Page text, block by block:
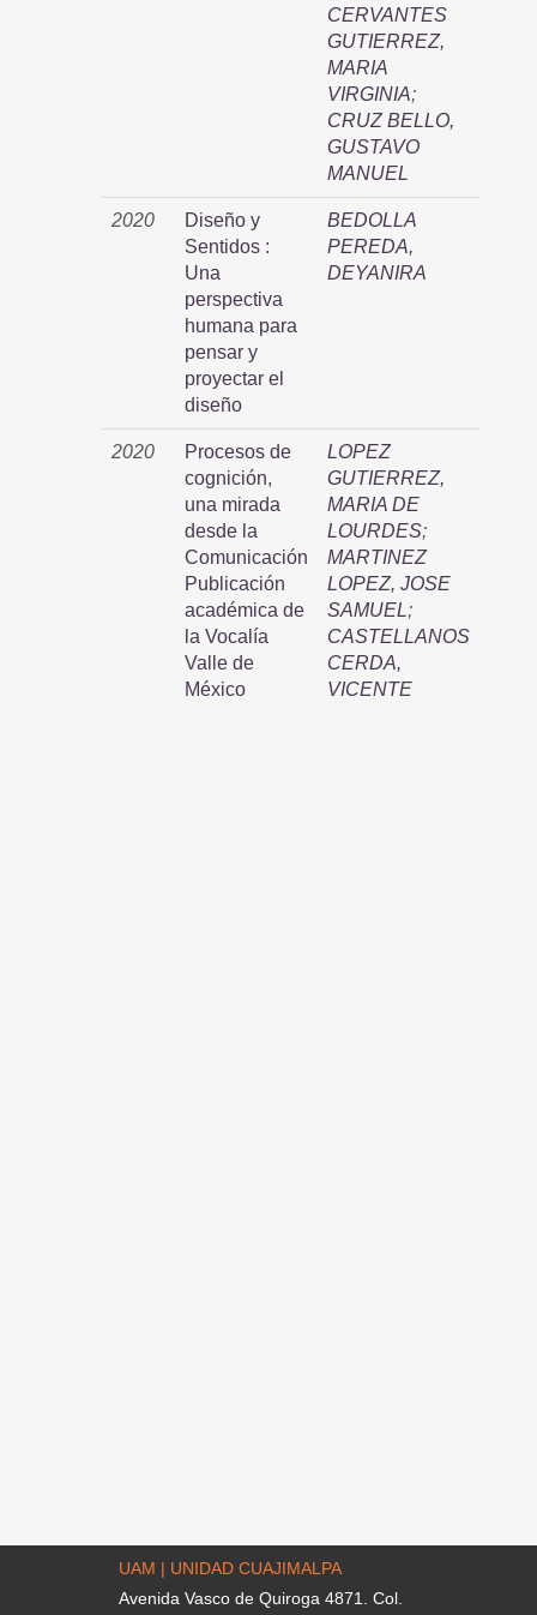
CERVANTES
GUTIERREZ,
MARIA
VIRGINIA;
CRUZ BELLO,
GUSTAVO
MANUEL
2020
Diseño y
Sentidos :
Una
perspectiva
humana para
pensar y
proyectar el
diseño
BEDOLLA
PEREDA,
DEYANIRA
2020
Procesos de
cognición,
una mirada
desde la
Comunicación
Publicación
académica de
la Vocalía
Valle de
México
LOPEZ
GUTIERREZ,
MARIA DE
LOURDES;
MARTINEZ
LOPEZ, JOSE
SAMUEL;
CASTELLANOS
CERDA,
VICENTE
UAM | UNIDAD CUAJIMALPA
Avenida Vasco de Quiroga 4871. Col.